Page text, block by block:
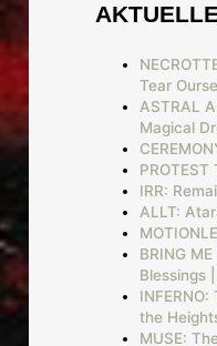
Tear
ASTRAL
Magical
PROTEST
IRR:
ALLT:
BRING
Blessings
the
MUSE: